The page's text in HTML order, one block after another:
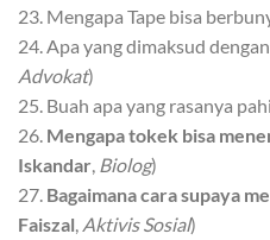
23. Mengapa Tape bisa
24. Apa yang dimaksud
Advokat)
25. Buah apa yang rasanya
26. Mengapa tokek bisa
Iskandar Biolog)
27. Bagaimana cara supaya
Faiszal Aktivis Sosial)